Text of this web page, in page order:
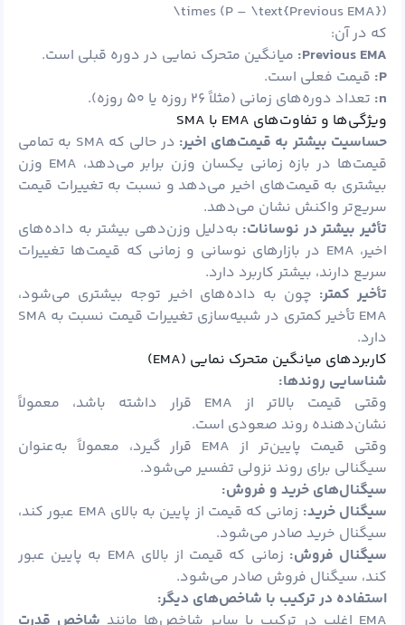
\times (P – \text{Previous EMA})
که در آن:
Previous EMA: میانگین متحرک نمایی در دوره قبلی است.
P: قیمت فعلی است.
n: تعداد دوره‌های زمانی (مثلاً ۲۶ روزه یا ۵۰ روزه).
ویژگی‌ها و تفاوت‌های EMA با SMA
حساسیت بیشتر به قیمت‌های اخیر:
در حالی که SMA به تمامی
قیمت‌ها در بازه زمانی یکسان وزن برابر می‌دهد، EMA وزن
بیشتری به قیمت‌های اخیر می‌دهد و نسبت به تغییرات قیمت
سریع‌تر واکنش نشان می‌دهد.
تأثیر بیشتر در نوسانات: به‌دلیل وزن‌دهی بیشتر به داده‌های
اخیر، EMA در بازارهای نوسانی و زمانی که قیمت‌ها تغییرات
سریع دارند، بیشتر کاربرد دارد.
تأخیر کمتر: چون به داده‌های اخیر توجه بیشتری می‌شود،
EMA تأخیر کمتری در شبیه‌سازی تغییرات قیمت نسبت به SMA
دارد.
کاربردهای میانگین متحرک نمایی (EMA)
شناسایی روندها:
وقتی قیمت بالاتر از EMA قرار داشته باشد، معمولاً
نشان‌دهنده روند صعودی است.
وقتی قیمت پایین‌تر از EMA قرار گیرد، معمولاً به‌عنوان
سیگنالی برای روند نزولی تفسیر می‌شود.
سیگنال‌های خرید و فروش:
سیگنال خرید:
زمانی که قیمت از پایین به بالای EMA عبور کند،
سیگنال خرید صادر می‌شود.
سیگنال فروش:
زمانی که قیمت از بالای EMA به پایین عبور
کند، سیگنال فروش صادر می‌شود.
استفاده در ترکیب با شاخص‌های دیگر: